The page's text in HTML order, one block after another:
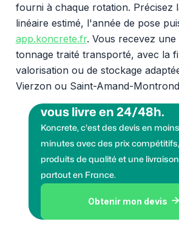
fourni à chaque rotation. Précisez
linéaire estimé, l'année de pose
app.koncrete.fr. Vous recevez
tonnage traité transporté, avec la
valorisation ou de stockage
Vierzon ou Saint-Amand-
vous livre en 24/48h.
Koncrete, c'est des devis en
minutes avec des prix
produits de qualité et une
partout en France.
Obtenir mon devis 